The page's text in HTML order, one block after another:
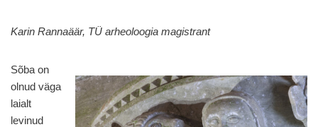
Karin Rannaäär, TÜ arheoloogia magistrant
Sõba on
olnud väga
laialt
levinud